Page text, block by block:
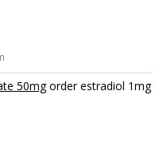
50mgorder estradiol 1mg